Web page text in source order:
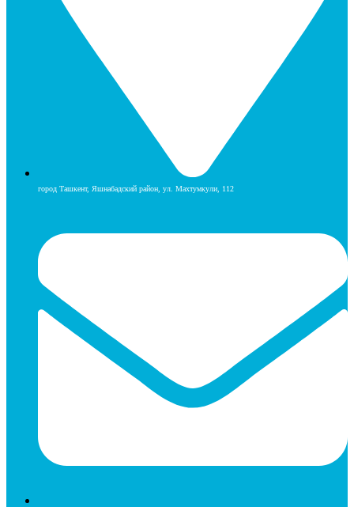
город Ташкент, Яшнабадский район, ул. Махтумкули, 112